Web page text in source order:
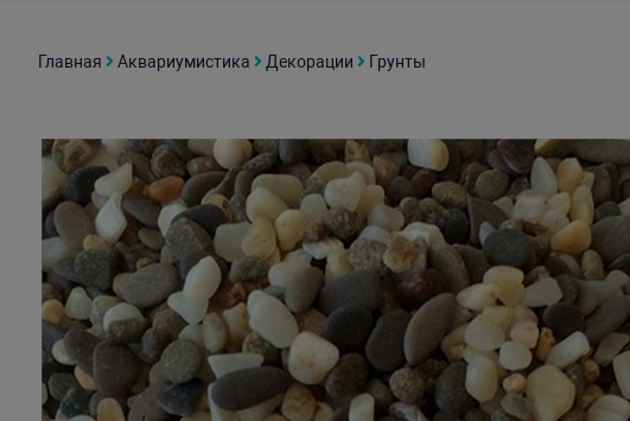
Главная Аквариумистика Декорации Грунты